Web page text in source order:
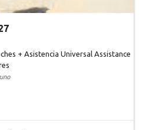
+ Asistencia Universal Assistance